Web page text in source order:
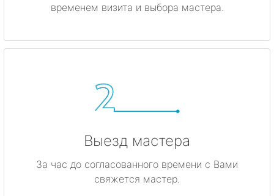
временем визита и выбора мастера.
Выезд мастера
За час до согласованного времени с Вами
свяжется мастер.